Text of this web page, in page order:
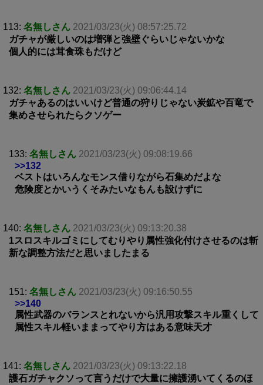
113: 名無しさん 2021/03/23(火) 08:57:25.72
ガチャが厳しいのは増弾と強壁ぐらいじゃないかな
個人的には茸食珠もだけど
132: 名無しさん 2021/03/23(火) 09:06:44.14
ガチャあるのはいいけど普通の狩りじゃない炭鉱や百竜で
集めさせられたらクソゲー
133: 名無しさん 2021/03/23(火) 09:08:19.66
>>132
ベストはいろんなモンス借りながら石集めだよな
危険度とかいうくそみたいなもんも設けずに
140: 名無しさん 2021/03/23(火) 09:13:20.38
1スロスキルゴミにしてむりやり属性強化付けさせるのは斬
新な調整方法だと思いましたまる
151: 名無しさん 2021/03/23(火) 09:16:50.55
>>140
属性武器のバランスとれないから汎用攻撃スキル重くして
属性スキル軽いままってやり方はある意味天才
141: 名無しさん 2021/03/23(火) 09:13:22.18
護石ガチャクソって言うだけで大量に擁護湧いてくるのほ